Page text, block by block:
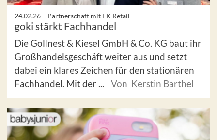
24.02.26 – Partnerschaft mit EK Retail
goki stärkt Fachhandel
Die Gollnest & Kiesel GmbH & Co. KG baut ihr
Großhandelsgeschäft weiter aus und setzt
dabei ein klares Zeichen für den stationären
Fachhandel. Mit der ...
Von Kerstin Barthel